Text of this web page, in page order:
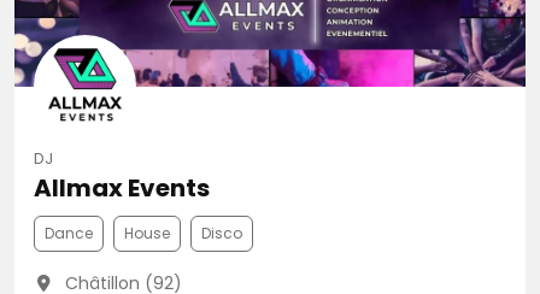
DJ
Allmax Events
Dance House Disco
Châtillon (92)